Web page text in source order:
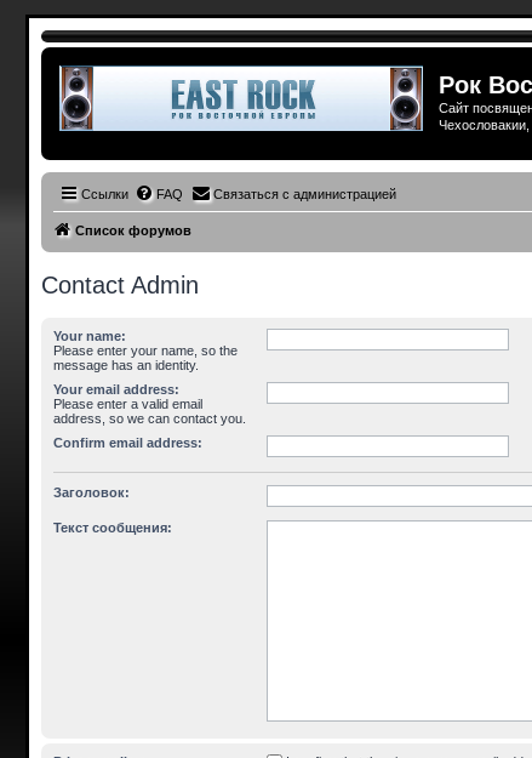
Рок
Сайт
Ссылки FAQ Связаться с администрацией
Список форумов
Contact Admin
Your name:
Please enter your name, so the
message has an identity.
Your email address:
Please enter a valid email
address, so we can contact you.
Confirm email address:
Заголовок:
Текст сообщения: